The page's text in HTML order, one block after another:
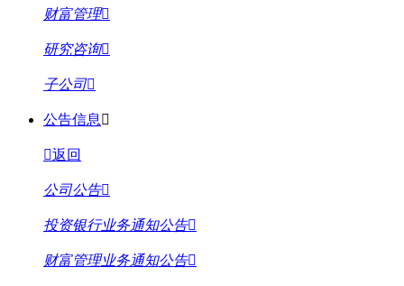
财富管理
研究咨询
子公司
公告信息
返回
公司公告
投资银行业务通知公告
财富管理业务通知公告